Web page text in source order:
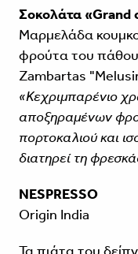
Σοκολάτα «Grand
Μαρμελάδα
φρούτα του
Zambartas
«Κεχριμπαρένιο
αποξηραμένων
πορτοκαλιού και
διατηρεί τη
NESPRESSO
Origin India